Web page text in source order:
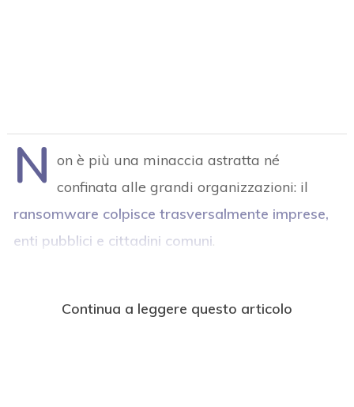
N on è più una minaccia astratta né
confinata alle grandi organizzazioni: il
ransomware colpisce trasversalmente imprese,
enti pubblici e cittadini comuni.
Continua a leggere questo articolo